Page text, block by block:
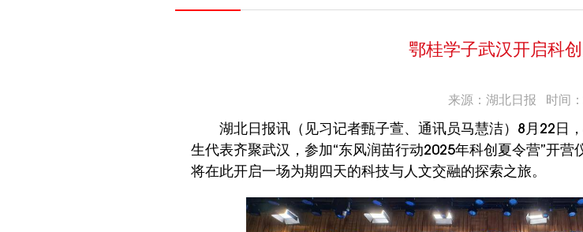
鄂桂学子武汉开启科
来源：湖北日报 时间
湖北日报讯（见习记者甄子萱、通讯员马慧洁）8月22日
生代表齐聚武汉，参加“东风润苗行动2025年科创夏令营”开营
将在此开启一场为期四天的科技与人文交融的探索之旅。